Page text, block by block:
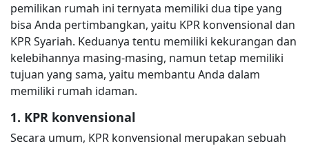
pemilikan rumah ini ternyata memiliki dua tipe yang
bisa Anda pertimbangkan, yaitu KPR konvensional dan
KPR Syariah. Keduanya tentu memiliki kekurangan dan
kelebihannya masing-masing, namun tetap memiliki
tujuan yang sama, yaitu membantu Anda dalam
memiliki rumah idaman.
1. KPR konvensional
Secara umum, KPR konvensional merupakan sebuah